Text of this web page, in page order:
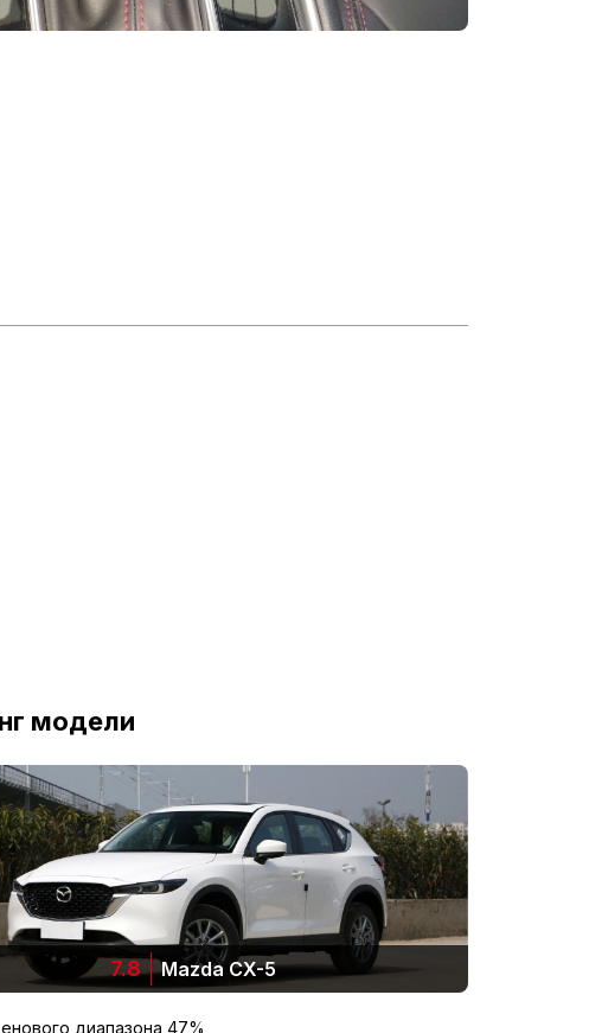
Hill Assist
Способ
опускания
заднего сиденья
Пропорциональное
складывание
Регулировка угла наклона спинки
сиденья второго ряда
Функция передних
сидений
нагреватель
модели
7.8 Mazda CX-5
диапазона 47%